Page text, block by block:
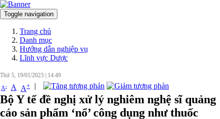
Toggle navigation
Trang chủ
Danh mục
Hướng dẫn nghiệp vụ
Lĩnh vực Dược
Thứ 5, 19/01/2023
14:49
A- A A+ |
Bộ Y tế đề nghị xử lý nghiêm nghệ sĩ quảng
cáo sản phẩm ‘nổ’ công dụng như thuốc